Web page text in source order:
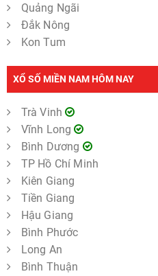
Quảng Ngãi
Đắk Nông
Kon Tum
XỔ SỐ MIỀN NAM HÔM NAY
Trà Vinh
Vĩnh Long
Bình Dương
TP Hồ Chí Minh
Kiên Giang
Tiền Giang
Hậu Giang
Bình Phước
Long An
Bình Thuận